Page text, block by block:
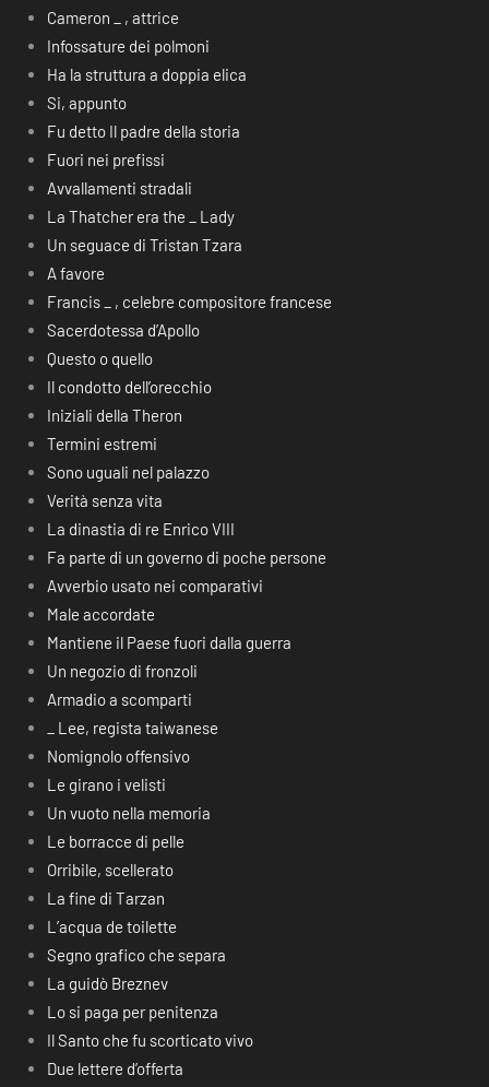
Cameron _ , attrice
Infossature dei polmoni
Ha la struttura a doppia elica
Si, appunto
Fu detto Il padre della storia
Fuori nei prefissi
Avvallamenti stradali
La Thatcher era the _ Lady
Un seguace di Tristan Tzara
A favore
Francis _ , celebre compositore francese
Sacerdotessa d’Apollo
Questo o quello
Il condotto dell’orecchio
Iniziali della Theron
Termini estremi
Sono uguali nel palazzo
Verità senza vita
La dinastia di re Enrico VIII
Fa parte di un governo di poche persone
Avverbio usato nei comparativi
Male accordate
Mantiene il Paese fuori dalla guerra
Un negozio di fronzoli
Armadio a scomparti
_ Lee, regista taiwanese
Nomignolo offensivo
Le girano i velisti
Un vuoto nella memoria
Le borracce di pelle
Orribile, scellerato
La fine di Tarzan
L’acqua de toilette
Segno grafico che separa
La guidò Breznev
Lo si paga per penitenza
Il Santo che fu scorticato vivo
Due lettere d’offerta